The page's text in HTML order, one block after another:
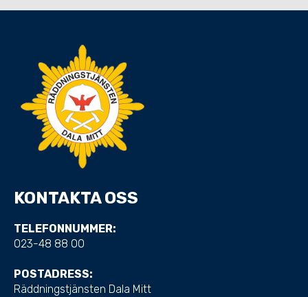
KONTAKTA OSS
TELEFONNUMMER:
023-48 88 00
POSTADRESS:
Räddningstjänsten Dala Mitt